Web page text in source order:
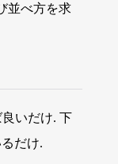
並べ方を求
いだけ. 下
だけ.